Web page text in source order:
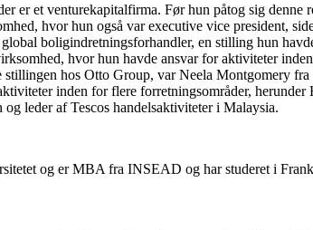
er et venturekapitalfirma. Før hun påtog sig
hvor hun også var executive vice president,
boligindretningsforhandler, en stilling hun
hvor hun havde ansvar for aktiviteter
hos Otto Group, var Neela Montgomery
inden for flere forretningsområder,
leder af Tescos handelsaktiviteter i Malaysia.
og er MBA fra INSEAD og har studeret i